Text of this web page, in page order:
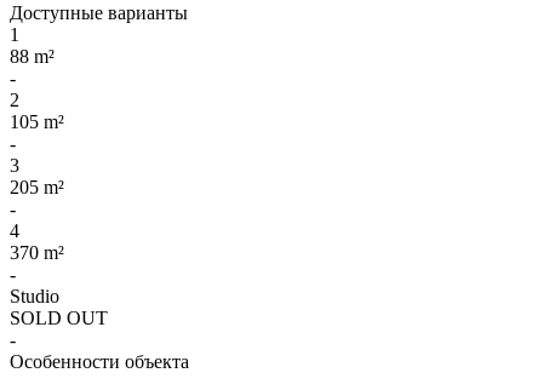
Доступные варианты
1
88 m²
-
2
105 m²
-
3
205 m²
-
4
370 m²
-
Studio
SOLD OUT
-
Особенности объекта